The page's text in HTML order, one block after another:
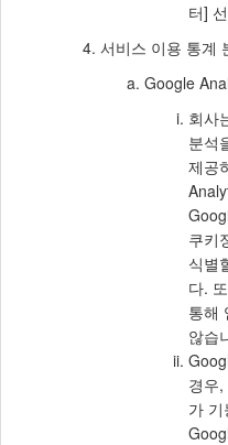
터]
서비스 이용 통계
Google
회사
분석
제공
쿠키
식별
다.
통해
않습
경우
가